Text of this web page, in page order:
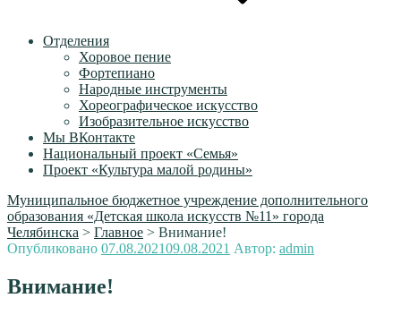
Отделения
Хоровое пение
Фортепиано
Народные инструменты
Хореографическое искусство
Изобразительное искусство
Мы ВКонтакте
Национальный проект «Семья»
Проект «Культура малой родины»
Муниципальное бюджетное учреждение дополнительного
образования «Детская школа искусств №11» города
Челябинска > Главное > Внимание!
Опубликовано 07.08.202109.08.2021 Автор: admin
Внимание!